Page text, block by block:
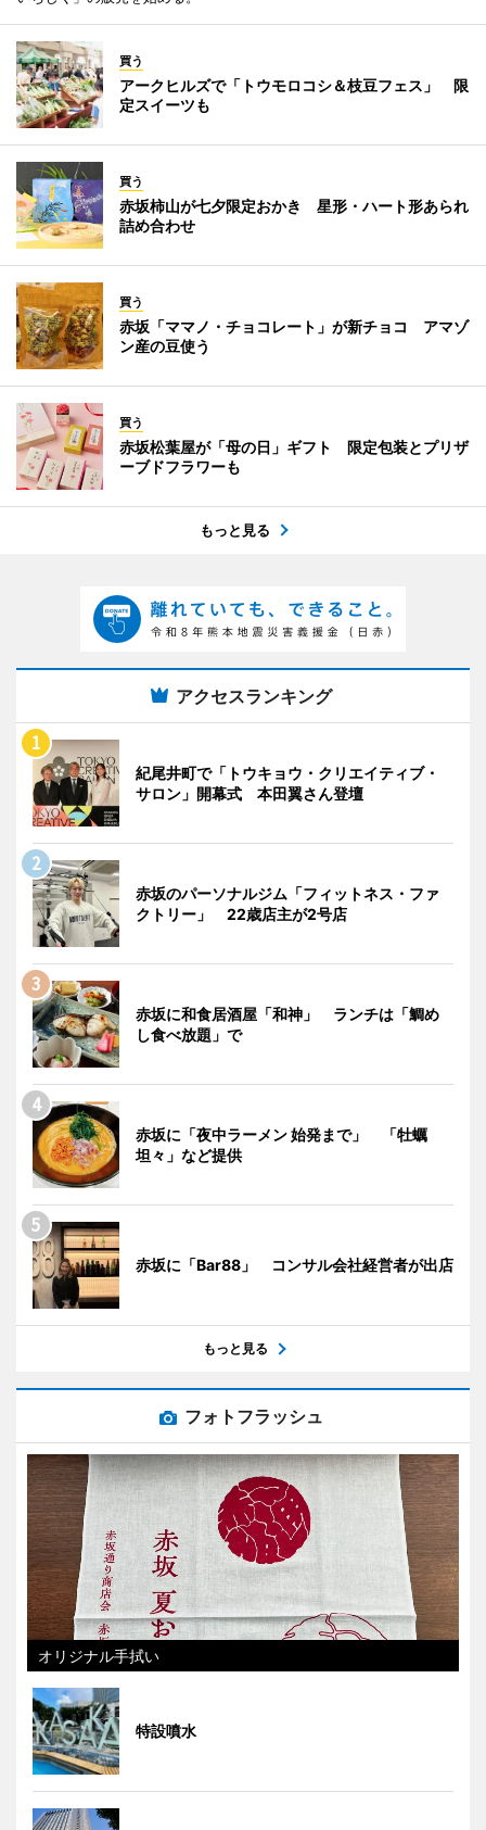
買う
アークヒルズで「トウモロコシ＆枝豆フェス」 限
定スイーツも
買う
赤坂柿山が七夕限定おかき 星形・ハート形あられ
詰め合わせ
買う
赤坂「ママノ・チョコレート」が新チョコ アマゾ
ン産の豆使う
買う
赤坂松葉屋が「母の日」ギフト 限定包装とプリザ
ーブドフラワーも
もっと見る
アクセスランキング
紀尾井町で「トウキョウ・クリエイティブ・
サロン」開幕式 本田翼さん登壇
赤坂のパーソナルジム「フィットネス・ファ
クトリー」 22歳店主が2号店
赤坂に和食居酒屋「和神」 ランチは「鯛め
し食べ放題」で
赤坂に「夜中ラーメン 始発まで」 「牡蠣
坦々」など提供
赤坂に「Bar88」 コンサル会社経営者が出店
もっと見る
フォトフラッシュ
オリジナル手拭い
特設噴水